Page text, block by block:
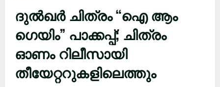
ദുൽഖർ ചിത്രം “ഐ ആം
ഗെയിം” പാക്കപ്പ്; ചിത്രം
ഓണം റിലീസായി
തീയേറ്ററുകളിലെത്തും